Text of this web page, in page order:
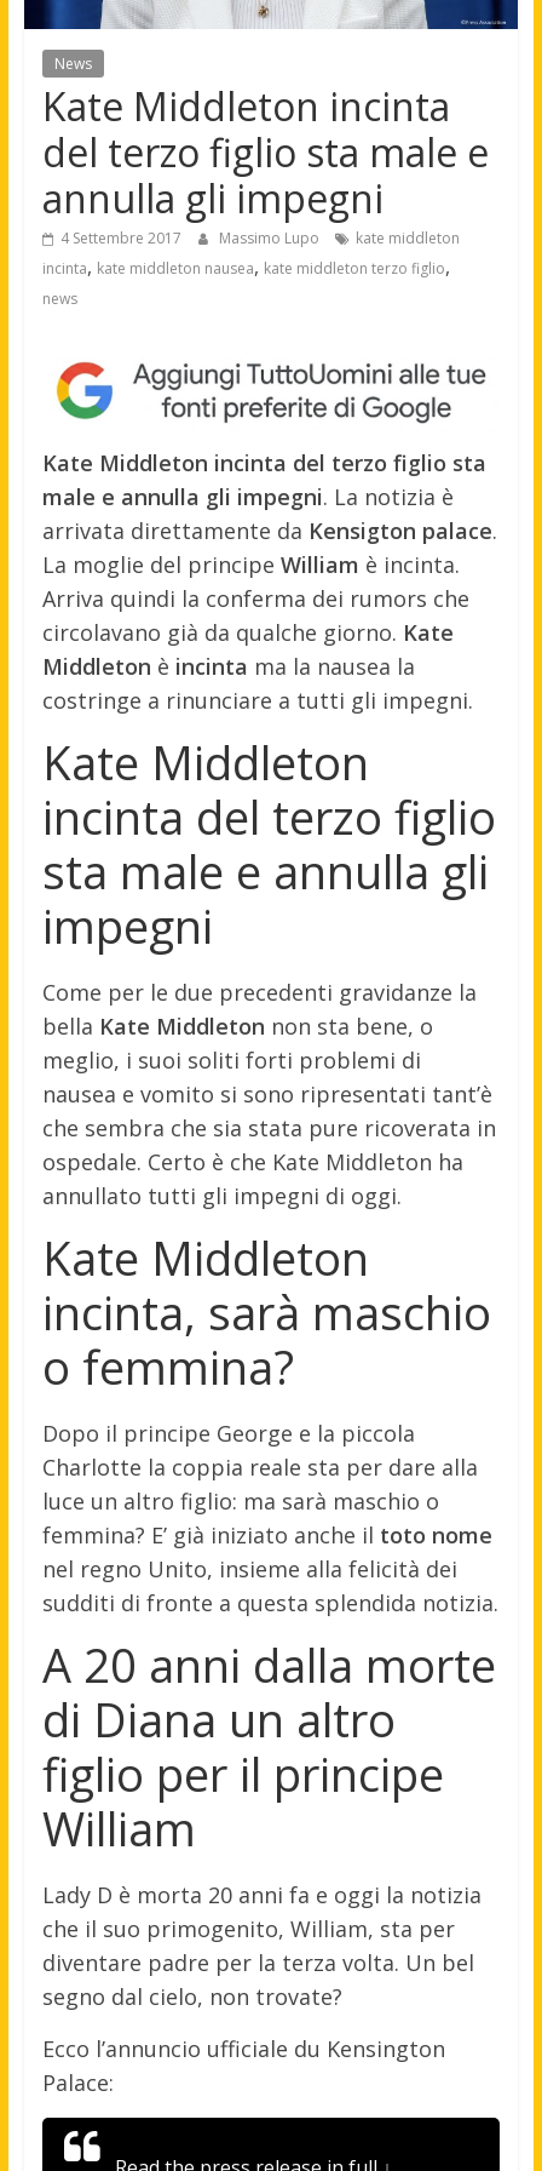
News
Kate Middleton incinta
del terzo figlio sta male e
annulla gli impegni
4 Settembre 2017 Massimo Lupo
kate middleton
incinta, kate middleton nausea, kate middleton terzo figlio,
news
Kate Middleton incinta del terzo figlio sta
male e annulla gli impegni. La notizia è
arrivata direttamente da Kensigton palace.
La moglie del principe William è incinta.
Arriva quindi la conferma dei rumors che
circolavano già da qualche giorno. Kate
Middleton è incinta ma la nausea la
costringe a rinunciare a tutti gli impegni.
Kate Middleton
incinta del terzo figlio
sta male e annulla gli
impegni
Come per le due precedenti gravidanze la
bella Kate Middleton non sta bene, o
meglio, i suoi soliti forti problemi di
nausea e vomito si sono ripresentati tant’è
che sembra che sia stata pure ricoverata in
ospedale. Certo è che Kate Middleton ha
annullato tutti gli impegni di oggi.
Kate Middleton
incinta, sarà maschio
o femmina?
Dopo il principe George e la piccola
Charlotte la coppia reale sta per dare alla
luce un altro figlio: ma sarà maschio o
femmina? E’ già iniziato anche il toto nome
nel regno Unito, insieme alla felicità dei
sudditi di fronte a questa splendida notizia.
A 20 anni dalla morte
di Diana un altro
figlio per il principe
William
Lady D è morta 20 anni fa e oggi la notizia
che il suo primogenito, William, sta per
diventare padre per la terza volta. Un bel
segno dal cielo, non trovate?
Ecco l’annuncio ufficiale du Kensington
Palace: